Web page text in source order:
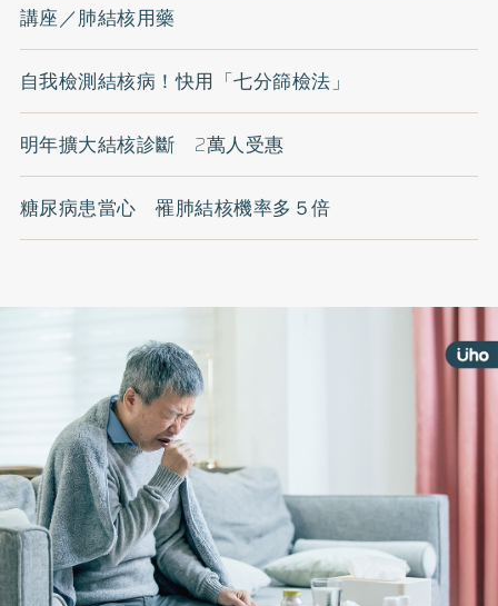
講座／肺結核用藥
自我檢測結核病！快用「七分篩檢法」
明年擴大結核診斷 2萬人受惠
糖尿病患當心 罹肺結核機率多５倍